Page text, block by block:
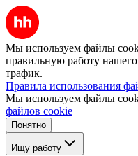
Мы используем файлы
правильную работу нашего
трафик.
Правила использования
Мы используем файлы
файлов cookie
Понятно
Ищу работу